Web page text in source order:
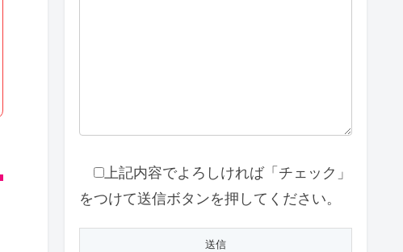
上記内容でよろしければ「チェック」
をつけて送信ボタンを押してください。